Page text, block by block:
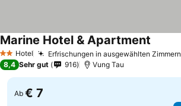
2 Sterne
Hotel Erfrischungen in ausgewählten Zimmern
Marine Hotel & Apartment
8,4 Sehr gut 916 Vung Tau
Ab € 7